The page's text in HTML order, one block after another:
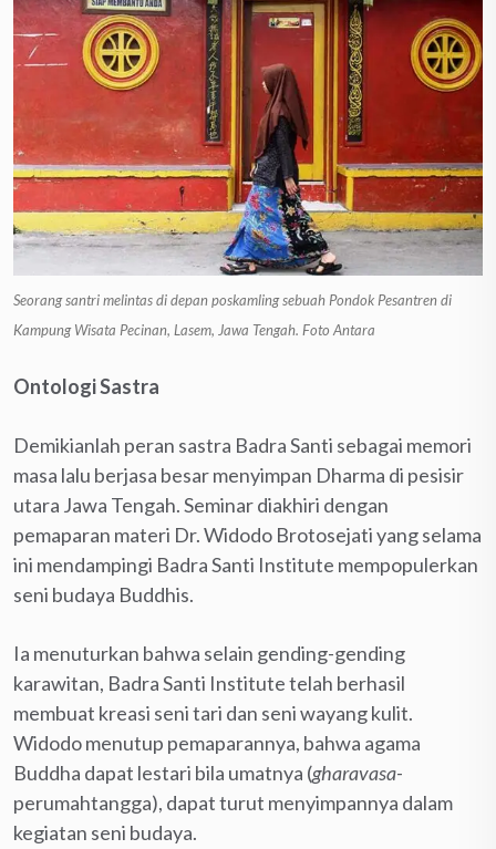
Seorang santri melintas di depan poskamling sebuah Pondok Pesantren di
Kampung Wisata Pecinan, Lasem, Jawa Tengah. Foto Antara
Ontologi Sastra
Demikianlah peran sastra Badra Santi sebagai memori
masa lalu berjasa besar menyimpan Dharma di pesisir
utara Jawa Tengah. Seminar diakhiri dengan
pemaparan materi Dr. Widodo Brotosejati yang selama
ini mendampingi Badra Santi Institute mempopulerkan
seni budaya Buddhis.
Ia menuturkan bahwa selain gending-gending
karawitan, Badra Santi Institute telah berhasil
membuat kreasi seni tari dan seni wayang kulit.
Widodo menutup pemaparannya, bahwa agama
Buddha dapat lestari bila umatnya (gharavasa-
perumahtangga), dapat turut menyimpannya dalam
kegiatan seni budaya.